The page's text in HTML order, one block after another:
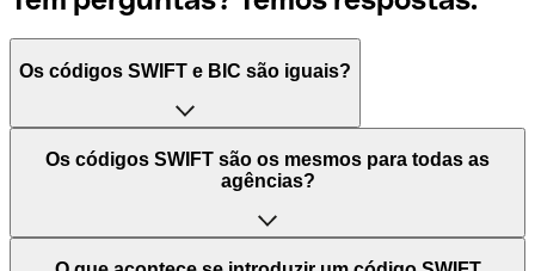
Os códigos SWIFT e BIC são iguais?
O acrónimo SWIFT significa "Society for Worldwide
Interbank Financial Telecommunication (Sociedade para
Mundiais)". Trata-se de uma rede mundial onde se
processam pagamentos entre países. Por outro lado, BIC
Os códigos SWIFT são os mesmos para todas as
agências?